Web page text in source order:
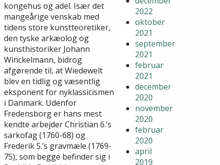
2022
oktober
2021
september
2021
februar
2021
december
2020
november
2020
februar
2020
april
2019
kongehus og adel. Især det
mangeårige venskab med
tidens store kunstteoretiker,
den tyske arkæolog og
kunsthistoriker Johann
Winckelmann, bidrog
afgørende til, at Wiedewelt
blev en tidlig og væsentlig
eksponent for nyklassicismen
i Danmark. Udenfor
Fredensborg er hans mest
kendte arbejder Christian 6.’s
sarkofag (1760-68) og
Frederik 5.’s gravmæle (1769-
75), som begge befinder sig i